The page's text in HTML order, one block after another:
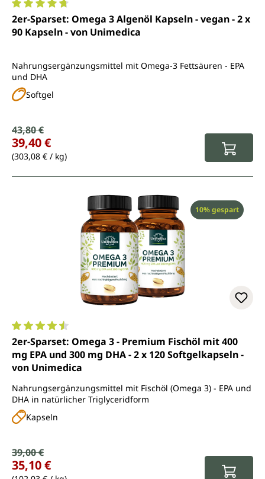
Durchschnittliche Bewertung von 4.8 von 5 Sternen
2er-Sparset: Omega 3 Algenöl Kapseln - vegan - 2 x
90 Kapseln - von Unimedica
Nahrungsergänzungsmittel mit Omega-3 Fettsäuren - EPA
und DHA
Softgel
Verkaufspreis:
Regulärer Preis:
43,80 €
39,40 €
(303,08 € / kg)
Rabatt
10% gespart
Durchschnittliche Bewertung von 4.6 von 5 Sternen
2er-Sparset: Omega 3 - Premium Fischöl mit 400
mg EPA und 300 mg DHA - 2 x 120 Softgelkapseln -
von Unimedica
Nahrungsergänzungsmittel mit Fischöl (Omega 3) - EPA und
DHA in natürlicher Triglyceridform
Kapseln
Verkaufspreis:
Regulärer Preis:
39,00 €
35,10 €